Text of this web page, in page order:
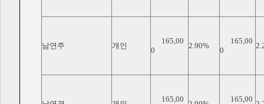
남연주 개인
165,00
0
2.90%
165,00
0
165,00
165,00